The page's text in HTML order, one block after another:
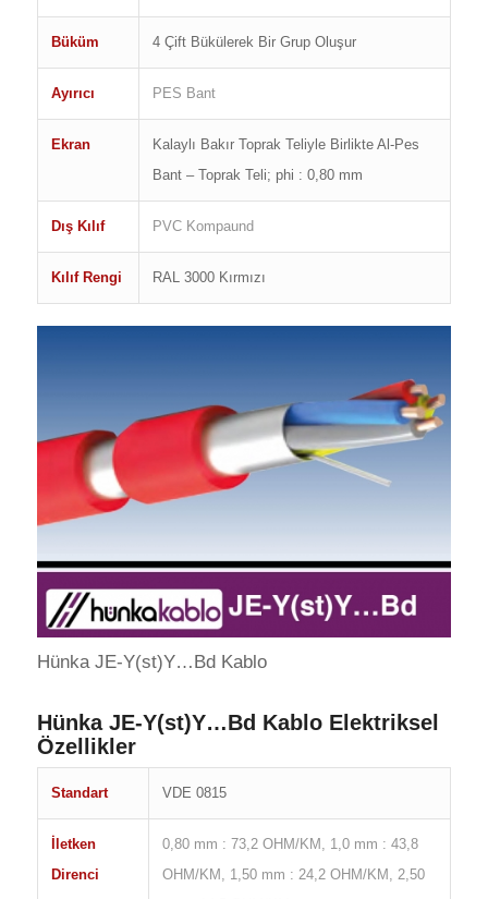
Büküm 4 Çift Bükülerek Bir Grup Oluşur
Ayırıcı PES Bant
Ekran
Kalaylı Bakır Toprak Teliyle Birlikte Al-Pes
Bant – Toprak Teli; phi : 0,80 mm
Dış Kılıf PVC Kompaund
Kılıf Rengi RAL 3000 Kırmızı
Hünka JE-Y(st)Y…Bd Kablo
Hünka JE-Y(st)Y…Bd Kablo Elektriksel
Özellikler
Standart VDE 0815
İletken
Direnci
0,80 mm : 73,2 OHM/KM, 1,0 mm : 43,8
OHM/KM, 1,50 mm : 24,2 OHM/KM, 2,50